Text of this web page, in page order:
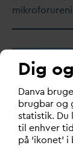
Dig
Danva
brugbar og
statistik.
til enhver
på ‘ikonet’